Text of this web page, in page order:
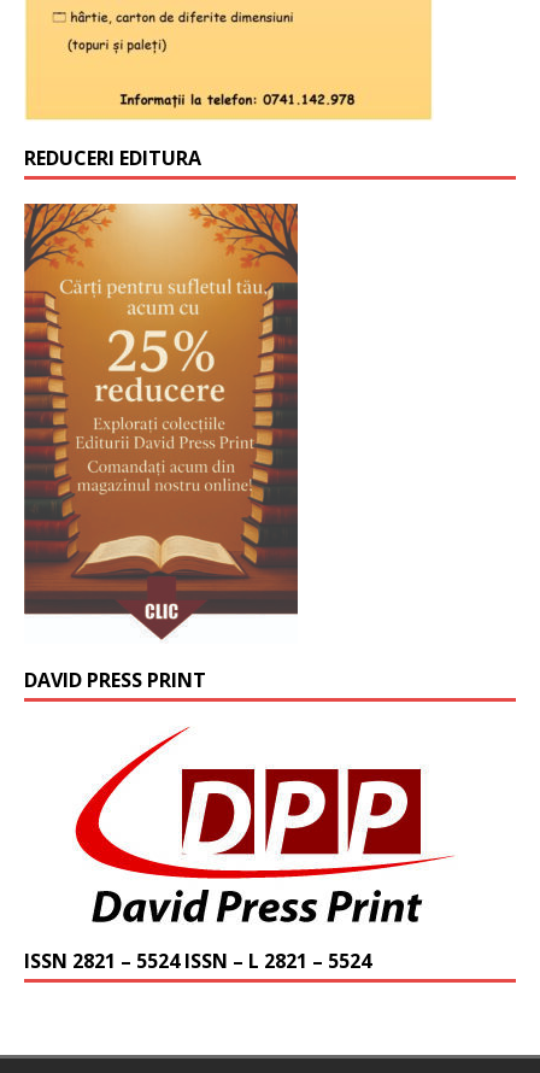
REDUCERI EDITURA
DAVID PRESS PRINT
ISSN 2821 – 5524 ISSN – L 2821 – 5524